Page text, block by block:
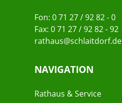
Fon: 0 71 27 / 92 82 - 0
Fax: 0 71 27 / 92 82 - 92
rathaus@schlaitdorf.de
NAVIGATION
Rathaus & Service